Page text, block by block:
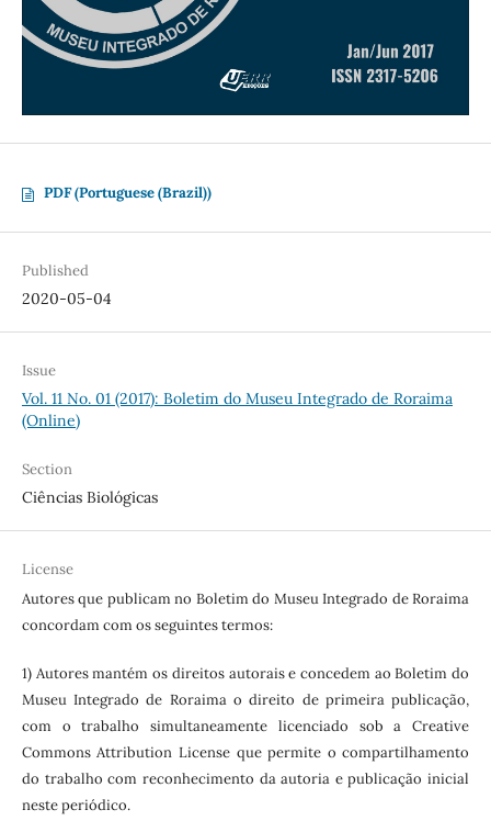
PDF (Portuguese (Brazil))
Published
2020-05-04
Issue
Vol. 11 No. 01 (2017): Boletim do Museu Integrado de Roraima
(Online)
Section
Ciências Biológicas
License
Autores que publicam no Boletim do Museu Integrado de Roraima
concordam com os seguintes termos:
1) Autores mantém os direitos autorais e concedem ao Boletim do
Museu Integrado de Roraima o direito de primeira publicação,
com o trabalho simultaneamente licenciado sob a Creative
Commons Attribution License que permite o compartilhamento
do trabalho com reconhecimento da autoria e publicação inicial
neste periódico.